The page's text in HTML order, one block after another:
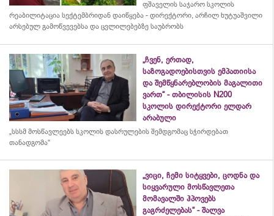
ფშაველის საჯარო სკოლის
რეაბილიტაცია სექტემბრიდან დაიწყება - დირექტორი, არჩილ ხუტუაშვილი
არსებულ გამოწვევებსა და ცვლილებებზე საუბრობს
„ჩვენ, ერთად,
საზოგადოებისთვის ემპათიისა
და შემწყნარებლობის მაგალითი
ვართ“ - თბილისის N200
სკოლის დირექტორი ელდარ
არაბული
„სსსმ მოსწავლეებს სკოლის დასრულების შემდგომაც სჭირდებათ
თანადგომა“
„ვიცი, ჩემი სიტყვები, ცოდნა და
სიყვარული მოსწავლეთა
მომავალში ჰპოვებს
გაგრძელებას“ - შალვა